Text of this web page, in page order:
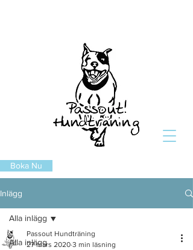
Boka Nu
Inlägg
Alla inlägg
Alla inlägg
Passout Hundträning
27 mars 2020 3 min läsning